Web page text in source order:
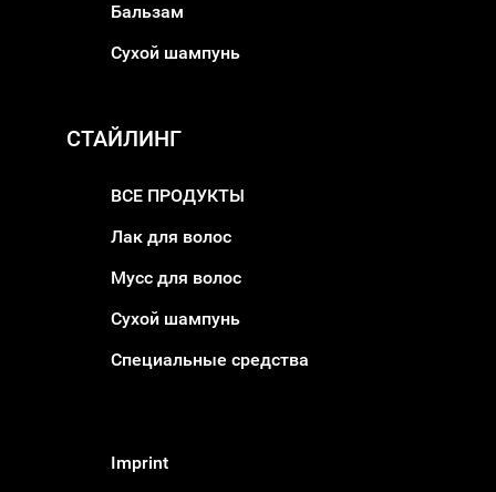
Бальзам
Сухой шампунь
СТАЙЛИНГ
ВСЕ ПРОДУКТЫ
Лак для волос
Мусс для волос
Сухой шампунь
Специальные средства
Imprint